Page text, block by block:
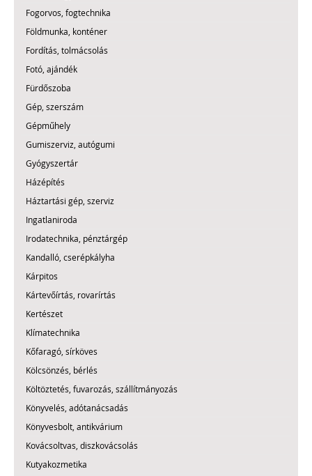
Fogorvos, fogtechnika
Földmunka, konténer
Fordítás, tolmácsolás
Fotó, ajándék
Fürdőszoba
Gép, szerszám
Gépműhely
Gumiszerviz, autógumi
Gyógyszertár
Házépítés
Háztartási gép, szerviz
Ingatlaniroda
Irodatechnika, pénztárgép
Kandalló, cserépkályha
Kárpitos
Kártevőírtás, rovarírtás
Kertészet
Klímatechnika
Kőfaragó, sírköves
Kölcsönzés, bérlés
Költöztetés, fuvarozás, szállítmányozás
Könyvelés, adótanácsadás
Könyvesbolt, antikvárium
Kovácsoltvas, diszkovácsolás
Kutyakozmetika